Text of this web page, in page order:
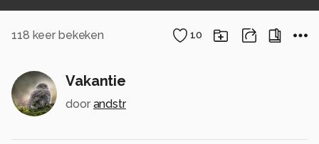
118 keer bekeken 10
Vakantie
door andstr